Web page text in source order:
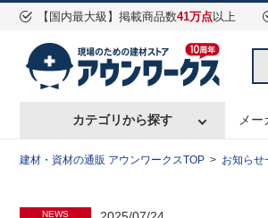
【国内最大級】掲載商品数41万点以上
カテゴリから探す メ
建材・資材の通販 アウンワークスTOP お知らせ
NEWS